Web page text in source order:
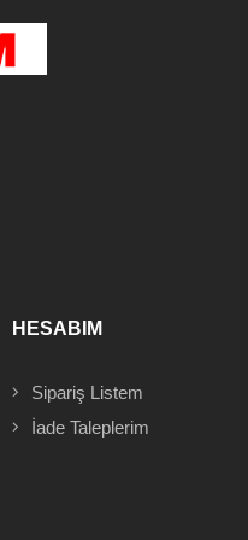
HESABIM
Sipariş Listem
İade Taleplerim